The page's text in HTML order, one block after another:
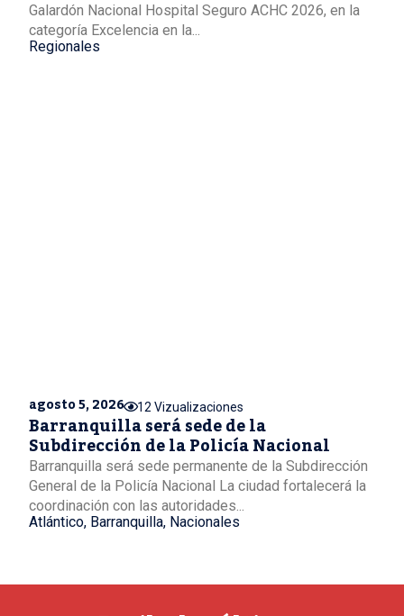
Galardón Nacional Hospital Seguro ACHC 2026, en la
categoría Excelencia en la...
Regionales
agosto 5, 2026 12 Vizualizaciones
Barranquilla será sede de la
Subdirección de la Policía Nacional
Barranquilla será sede permanente de la Subdirección
General de la Policía Nacional La ciudad fortalecerá la
coordinación con las autoridades...
Atlántico, Barranquilla, Nacionales